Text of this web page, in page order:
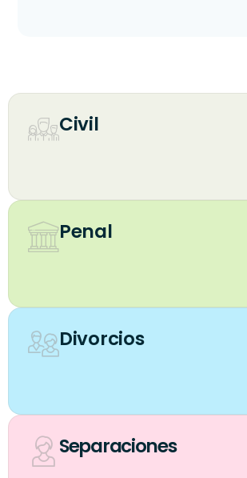
Civil
Penal
Divorcios
Separaciones